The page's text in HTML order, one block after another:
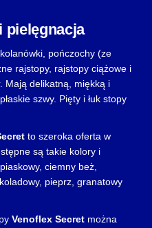
pielęgnacja
pończochy (ze
rajstopy, rajstopy ciążowe i
Mają delikatną, miękką i
szwy. Pięty i łuk stopy
to szeroka oferta w
są takie kolory i
ciemny beż,
pieprz, granatowy
Venoflex Secret można